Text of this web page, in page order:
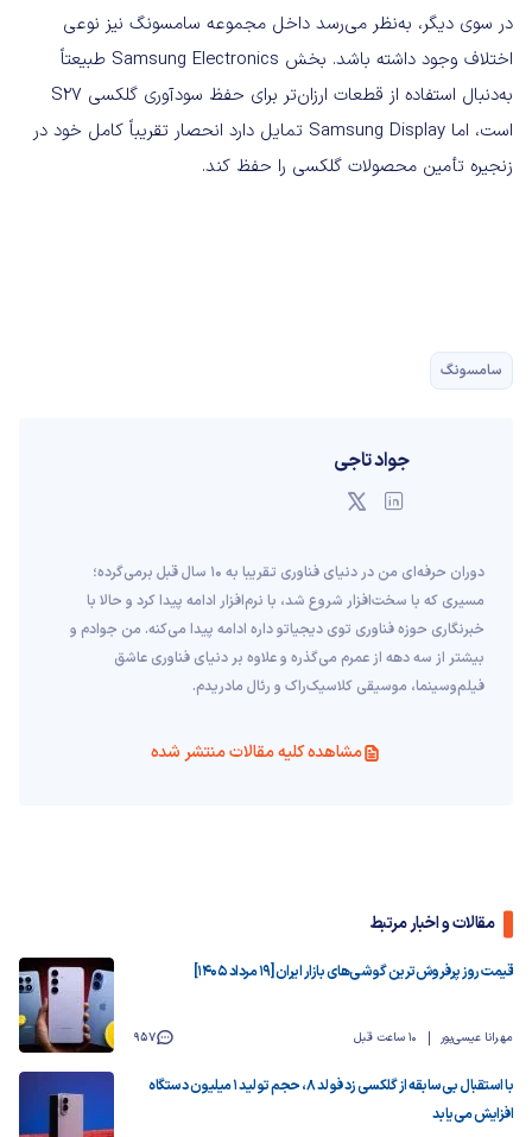
در سوی دیگر، به‌نظر می‌رسد داخل مجموعه سامسونگ نیز نوعی
اختلاف وجود داشته باشد. بخش Samsung Electronics طبیعتاً
به‌دنبال استفاده از قطعات ارزان‌تر برای حفظ سودآوری گلکسی S27
است، اما Samsung Display تمایل دارد انحصار تقریباً کامل خود در
زنجیره تأمین محصولات گلکسی را حفظ کند.
سامسونگ
جواد تاجی
دوران حرفه‌ای من در دنیای فناوری تقریبا به ۱۰ سال قبل برمی‌گرده؛
مسیری که با سخت‌افزار شروع شد، با نرم‌افزار ادامه پیدا کرد و حالا با
خبرنگاری حوزه فناوری توی دیجیاتو داره ادامه پیدا می‌کنه. من جوادم و
بیشتر از سه دهه از عمرم می‌گذره و علاوه بر دنیای فناوری عاشق
فیلم‌و‌سینما، موسیقی کلاسیک‌راک و رئال مادریدم.
مشاهده کلیه مقالات منتشر شده
مقالات و اخبار مرتبط
قیمت روز پرفروش‌ترین گوشی‌های بازار ایران [19 مرداد 1405]
مهرانا عیسی‌پور 10 ساعت قبل 957
با استقبال بی‌سابقه از گلکسی زد فولد 8، حجم تولید ۱ میلیون دستگاه
افزایش می‌یابد